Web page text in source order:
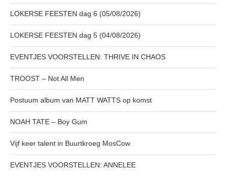
LOKERSE FEESTEN dag 6 (05/08/2026)
LOKERSE FEESTEN dag 5 (04/08/2026)
EVENTJES VOORSTELLEN: THRIVE IN CHAOS
TROOST – Not All Men
Postuum album van MATT WATTS op komst
NOAH TATE – Boy Gum
Vijf keer talent in Buurtkroeg MosCow
EVENTJES VOORSTELLEN: ANNELEE